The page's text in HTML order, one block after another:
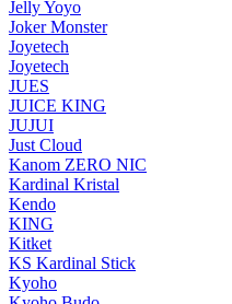
Jelly Yoyo
Joker Monster
Joyetech
Joyetech
JUES
JUICE KING
JUJUI
Just Cloud
Kanom ZERO NIC
Kardinal Kristal
Kendo
KING
Kitket
KS Kardinal Stick
Kyoho